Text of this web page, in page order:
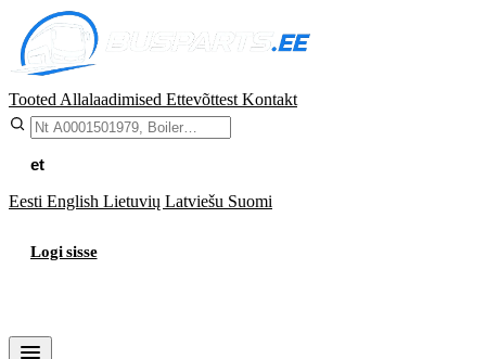
Tooted Allalaadimised Ettevõttest Kontakt
et
Eesti English Lietuvių Latviešu Suomi
Logi sisse